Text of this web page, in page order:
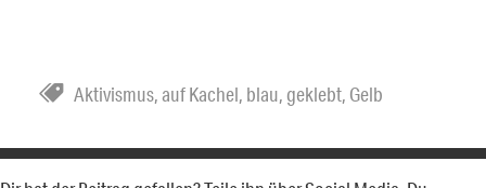
Aktivismus,auf Kachel, blau, geklebt, Gelb